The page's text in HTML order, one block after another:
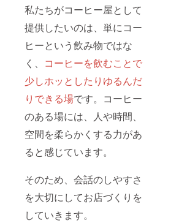
私たちがコーヒー屋として
提供したいのは、単にコー
ヒーという飲み物ではな
く、 コーヒーを飲むことで
少しホッとしたりゆるんだ
りできる場です。コーヒー
のある場には、人や時間、
空間を柔らかくする力があ
ると感じています。
そのため、会話のしやすさ
を大切にしてお店づくりを
していきます。